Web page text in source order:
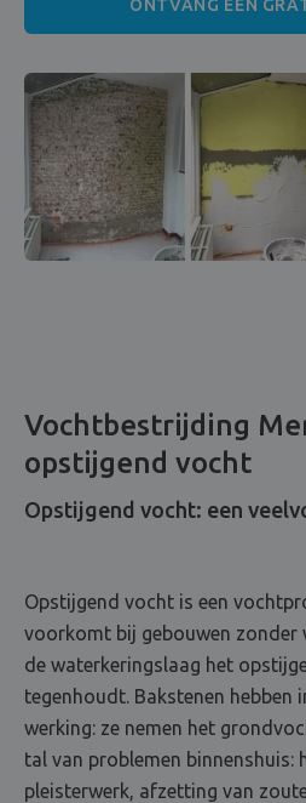
ONTVANG EEN
Vochtbestrijding
opstijgend vocht
Opstijgend vocht: een
Opstijgend vocht is een
voorkomt bij gebouwen zonder
de waterkeringslaag het
tegenhoudt. Bakstenen hebben
werking: ze nemen het
tal van problemen binnenshuis:
pleisterwerk, afzetting van